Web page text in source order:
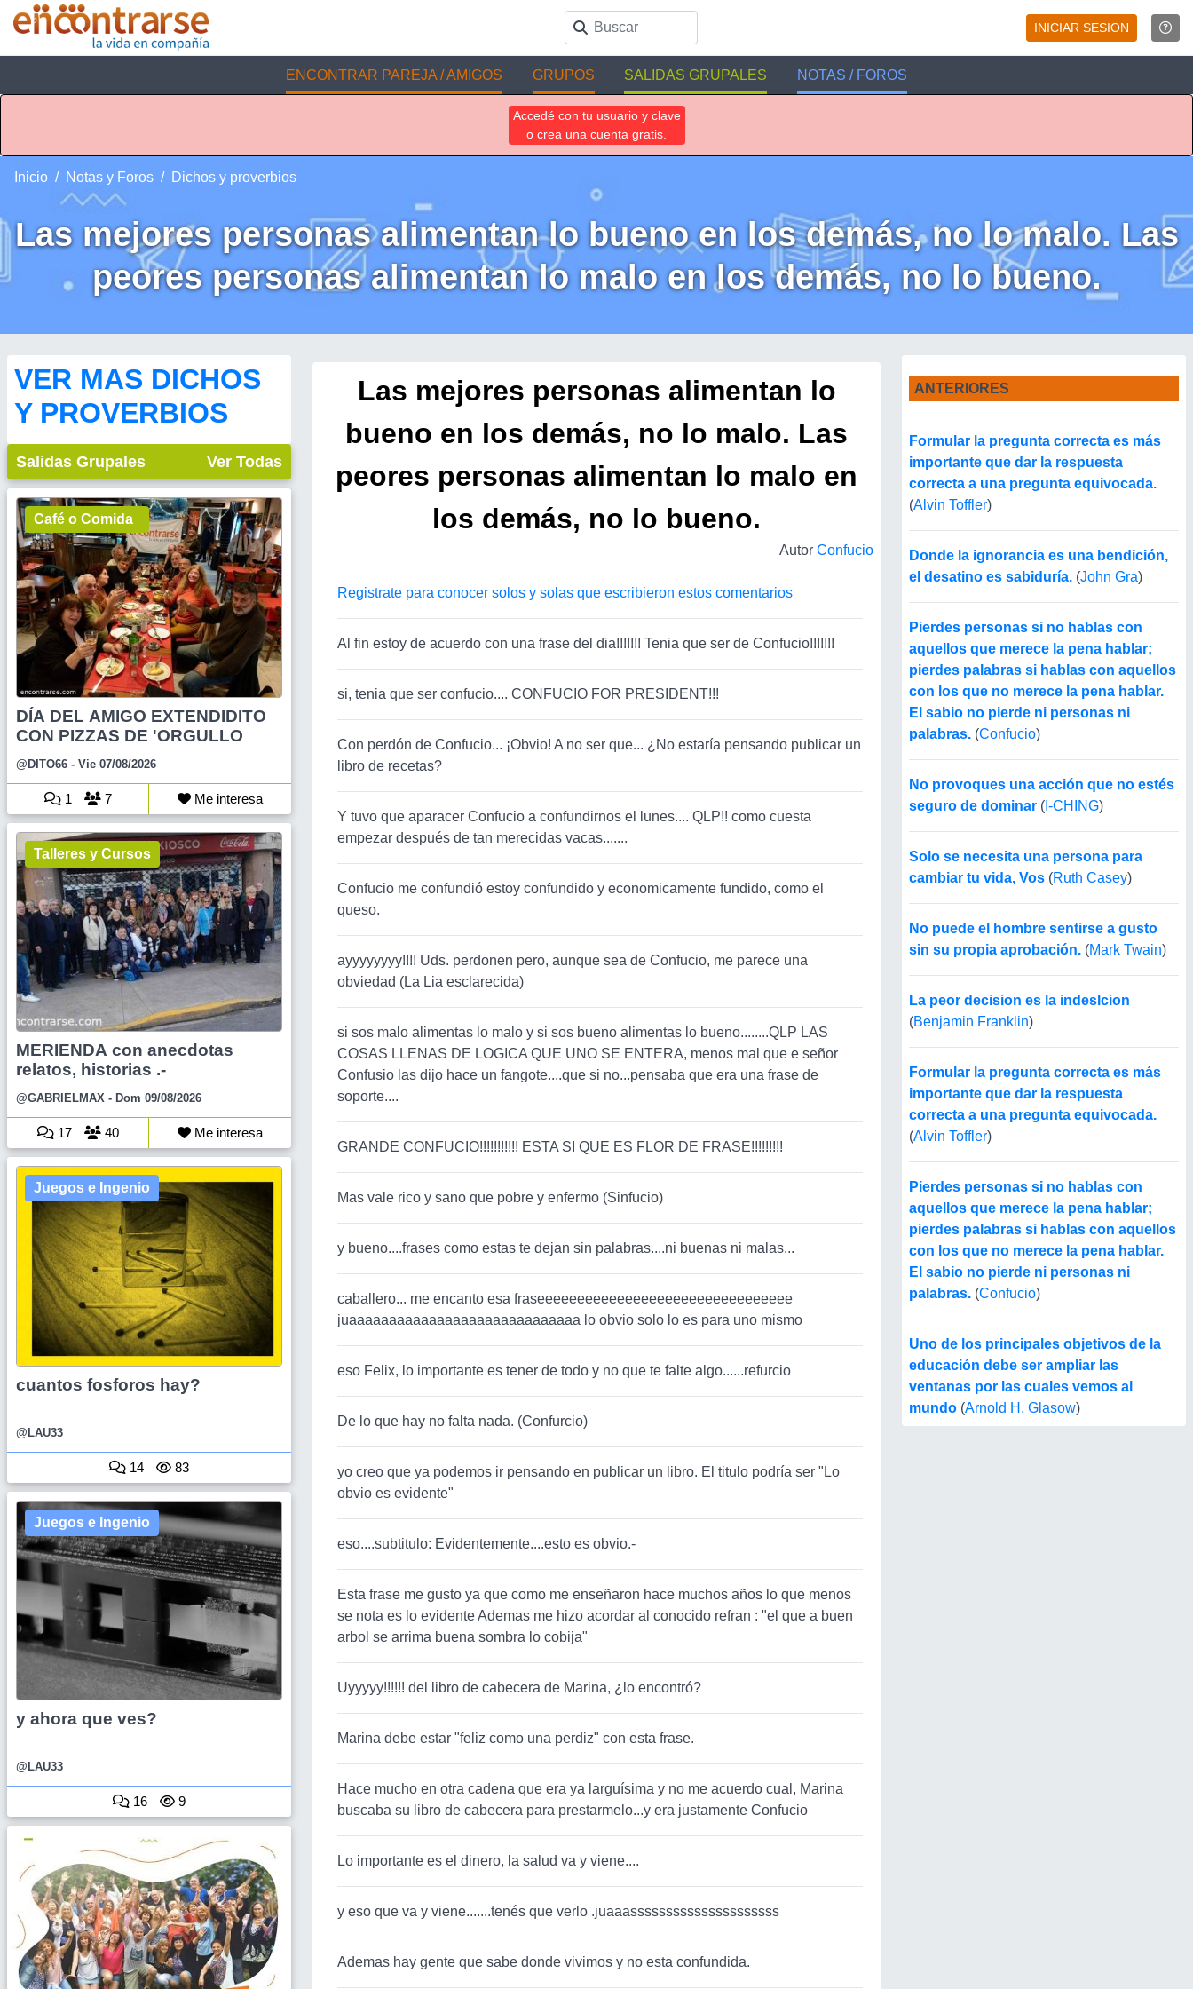
INICIAR SESION
ENCONTRAR PAREJA / AMIGOS GRUPOS SALIDAS GRUPALES NOTAS / FOROS
Accedé con tu usuario y clave
o crea una cuenta gratis.
Inicio Notas y Foros Dichos y proverbios
Las mejores personas alimentan lo bueno en los demás, no lo malo. Las
peores personas alimentan lo malo en los demás, no lo bueno.
VER MAS DICHOS
Y PROVERBIOS
Salidas Grupales Ver Todas
Café o Comida
DÍA DEL AMIGO EXTENDIDITO
CON PIZZAS DE 'ORGULLO
@DITO66 - Vie 07/08/2026
1 7 Me interesa
Talleres y Cursos
MERIENDA con anecdotas
relatos, historias .-
@GABRIELMAX - Dom 09/08/2026
17 40 Me interesa
Juegos e Ingenio
cuantos fosforos hay?
@LAU33
14 83
Juegos e Ingenio
y ahora que ves?
@LAU33
16 9
Las mejores personas alimentan lo
bueno en los demás, no lo malo. Las
peores personas alimentan lo malo en
los demás, no lo bueno.
Autor Confucio
Registrate para conocer solos y solas que escribieron estos comentarios
Al fin estoy de acuerdo con una frase del dia!!!!!!! Tenia que ser de Confucio!!!!!!!
si, tenia que ser confucio.... CONFUCIO FOR PRESIDENT!!!
Con perdón de Confucio... ¡Obvio! A no ser que... ¿No estaría pensando publicar un
libro de recetas?
Y tuvo que aparacer Confucio a confundirnos el lunes.... QLP!! como cuesta
empezar después de tan merecidas vacas.......
Confucio me confundió estoy confundido y economicamente fundido, como el
queso.
ayyyyyyyy!!!! Uds. perdonen pero, aunque sea de Confucio, me parece una
obviedad (La Lia esclarecida)
si sos malo alimentas lo malo y si sos bueno alimentas lo bueno........QLP LAS
COSAS LLENAS DE LOGICA QUE UNO SE ENTERA, menos mal que e señor
Confusio las dijo hace un fangote....que si no...pensaba que era una frase de
soporte....
GRANDE CONFUCIO!!!!!!!!!!! ESTA SI QUE ES FLOR DE FRASE!!!!!!!!!
Mas vale rico y sano que pobre y enfermo (Sinfucio)
y bueno....frases como estas te dejan sin palabras....ni buenas ni malas...
caballero... me encanto esa fraseeeeeeeeeeeeeeeeeeeeeeeeeeeeeeee
juaaaaaaaaaaaaaaaaaaaaaaaaaaaaa lo obvio solo lo es para uno mismo
eso Felix, lo importante es tener de todo y no que te falte algo......refurcio
De lo que hay no falta nada. (Confurcio)
yo creo que ya podemos ir pensando en publicar un libro. El titulo podría ser "Lo
obvio es evidente"
eso....subtitulo: Evidentemente....esto es obvio.-
Esta frase me gusto ya que como me enseñaron hace muchos años lo que menos
se nota es lo evidente Ademas me hizo acordar al conocido refran : "el que a buen
arbol se arrima buena sombra lo cobija"
Uyyyyy!!!!!! del libro de cabecera de Marina, ¿lo encontró?
Marina debe estar "feliz como una perdiz" con esta frase.
Hace mucho en otra cadena que era ya larguísima y no me acuerdo cual, Marina
buscaba su libro de cabecera para prestarmelo...y era justamente Confucio
Lo importante es el dinero, la salud va y viene....
y eso que va y viene.......tenés que verlo .juaaasssssssssssssssssssss
Ademas hay gente que sabe donde vivimos y no esta confundida.
ANTERIORES
Formular la pregunta correcta es más
importante que dar la respuesta
correcta a una pregunta equivocada.
(Alvin Toffler)
Donde la ignorancia es una bendición,
el desatino es sabiduría. (John Gra)
Pierdes personas si no hablas con
aquellos que merece la pena hablar;
pierdes palabras si hablas con aquellos
con los que no merece la pena hablar.
El sabio no pierde ni personas ni
palabras. (Confucio)
No provoques una acción que no estés
seguro de dominar ( I-CHING)
Solo se necesita una persona para
cambiar tu vida, Vos (Ruth Casey)
No puede el hombre sentirse a gusto
sin su propia aprobación. (Mark Twain)
La peor decision es la indeslcion
(Benjamin Franklin)
Formular la pregunta correcta es más
importante que dar la respuesta
correcta a una pregunta equivocada.
(Alvin Toffler)
Pierdes personas si no hablas con
aquellos que merece la pena hablar;
pierdes palabras si hablas con aquellos
con los que no merece la pena hablar.
El sabio no pierde ni personas ni
palabras. (Confucio)
Uno de los principales objetivos de la
educación debe ser ampliar las
ventanas por las cuales vemos al
mundo (Arnold H. Glasow)